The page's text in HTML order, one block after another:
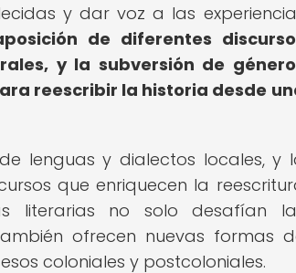
y dar voz a las
de diferentes
y la subversión de
reescribir la historia desde
lenguas y dialectos locales, y
que enriquecen la
literarias no solo desafían
ofrecen nuevas formas
coloniales y postcoloniales.